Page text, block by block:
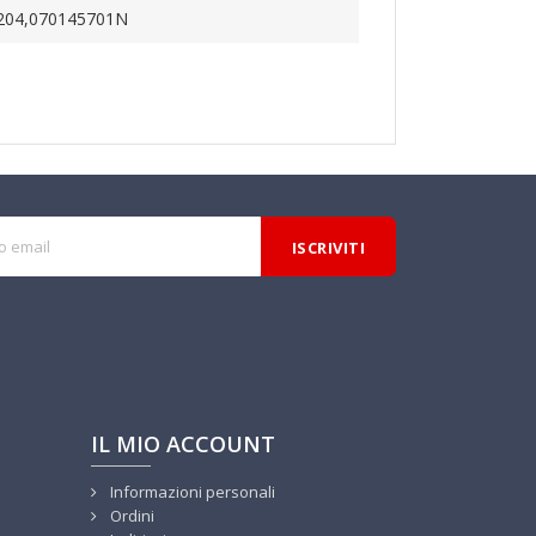
IL MIO ACCOUNT
Informazioni personali
Ordini